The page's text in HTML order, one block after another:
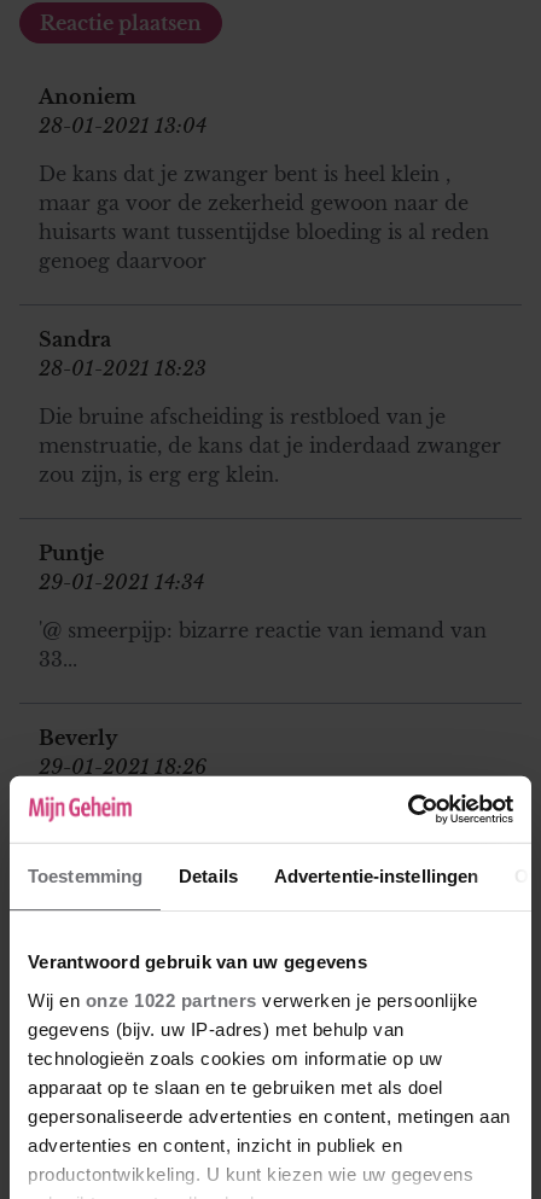
Toestemming Details Advertentie-instellingen
Verantwoord gebruik van uw gegevens
Wij en onze 1022 partners verwerken je persoonlijke
gegevens (bijv. uw IP-adres) met behulp van
technologieën zoals cookies om informatie op uw
apparaat op te slaan en te gebruiken met als doel
gepersonaliseerde advertenties en content, metingen aan
advertenties en content, inzicht in publiek en
productontwikkeling. U kunt kiezen wie uw gegevens
Anoniem
28-01-2021 13:04
De kans dat je zwanger bent is heel klein ,
maar ga voor de zekerheid gewoon naar de
huisarts want tussentijdse bloeding is al reden
genoeg daarvoor
Sandra
28-01-2021 18:23
Die bruine afscheiding is restbloed van je
menstruatie, de kans dat je inderdaad zwanger
zou zijn, is erg erg klein.
Puntje
29-01-2021 14:34
'@ smeerpijp: bizarre reactie van iemand van
33...
Beverly
29-01-2021 18:26
Nooit bij je opgekomen dat een man óók nee
kan zeggen?
31-01-2021 12:36
Als dit nu al zo’n problemen geeft dan is het
misschien verstandiger om komende jaren je
benen nog even bij elkaar te houden.
Loes
14-02-2021 21:03